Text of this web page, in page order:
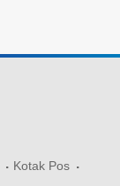
Kotak Pos